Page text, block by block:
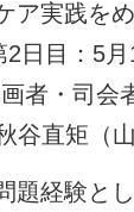
ア実践を
2日目：5
者・司会
谷直矩（
題経験と